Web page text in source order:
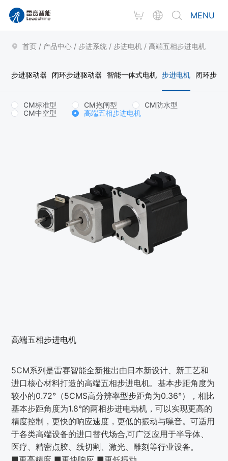
MENU
首页 / 产品中心 / 步进系统 / 步进电机 / 高端五相步进电机
步进驱动器 闭环步进驱动器 智能一体式电机 步进电机 闭环步进
CM标准型 CM抱闸型
CM防水型
CM中空型
高端五相步进电机
高端五相步进电机
5CM系列是雷赛智能全新推出由日本新设计、新工艺和
进口核心材料打造的高端五相步进电机。基本步距角度为
较小的0.72°（5CMS高分辨率型步距角为0.36°），相比
基本步距角度为1.8°的两相步进电动机，可以实现更高的
精度控制，更快的响应速度，更低的振动与噪音。可适用
于各类高端设备的进口替代场合,可广泛应用于半导体、
医疗、精密点胶、线切割、激光、雕刻等行业设备。